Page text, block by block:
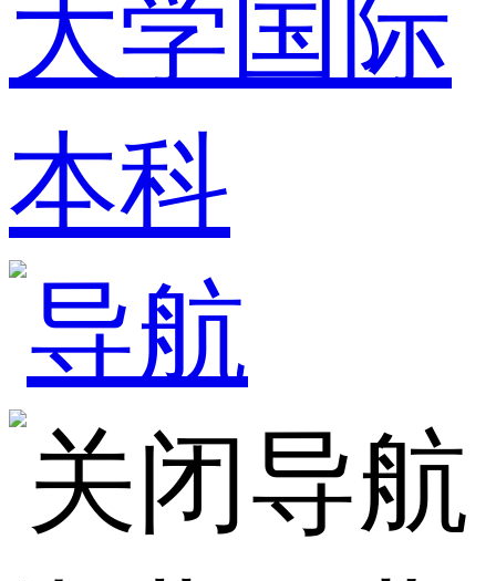
大学国际
本科
导航